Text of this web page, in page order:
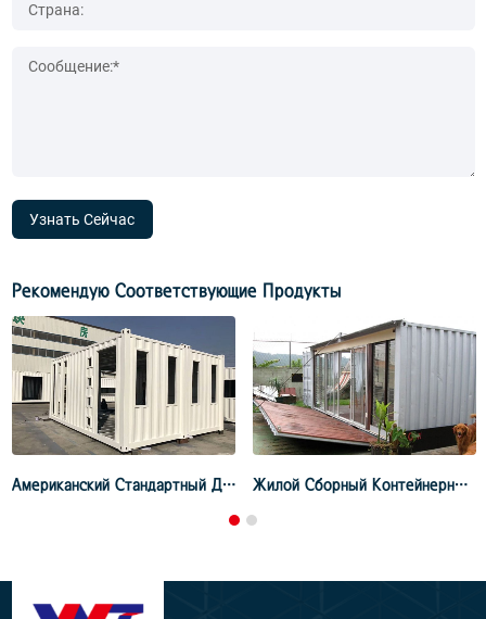
Узнать Сейчас
Рекомендую Соответствующие Продукты
Американский Стандартный Дом-Коробка Жилой Сборный Контейнерный Дом